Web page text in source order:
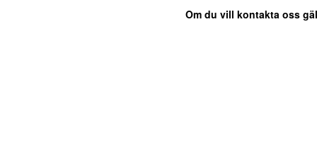
Om du vill kontakta oss